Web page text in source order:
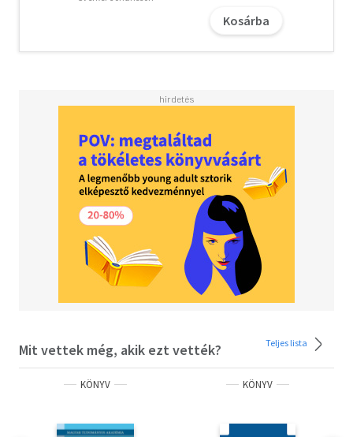
nyelv gazdagsága. A több mint 1000 találós kérdést
tartalmazó gyűjtemény szemlélteti a műfaj
A kötet összeállítója Vargha Katalin folklorista. Az ELTE
néprajz szakának elvégzése után a Néprajzi Doktori
Iskolában folytatta tanulmányait, már közel öt éve
foglalkozik találós kérdésekkel.
Kosárba
Mit vettek még, akik ezt vették? Teljes lista
KÖNYV KÖNYV